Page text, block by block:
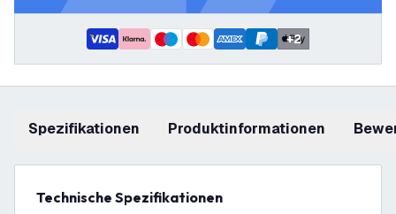
+2
Spezifikationen Produktinformationen
Technische Spezifikationen